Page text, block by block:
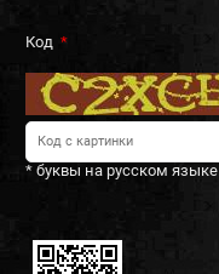
Код
* буквы на русском языке